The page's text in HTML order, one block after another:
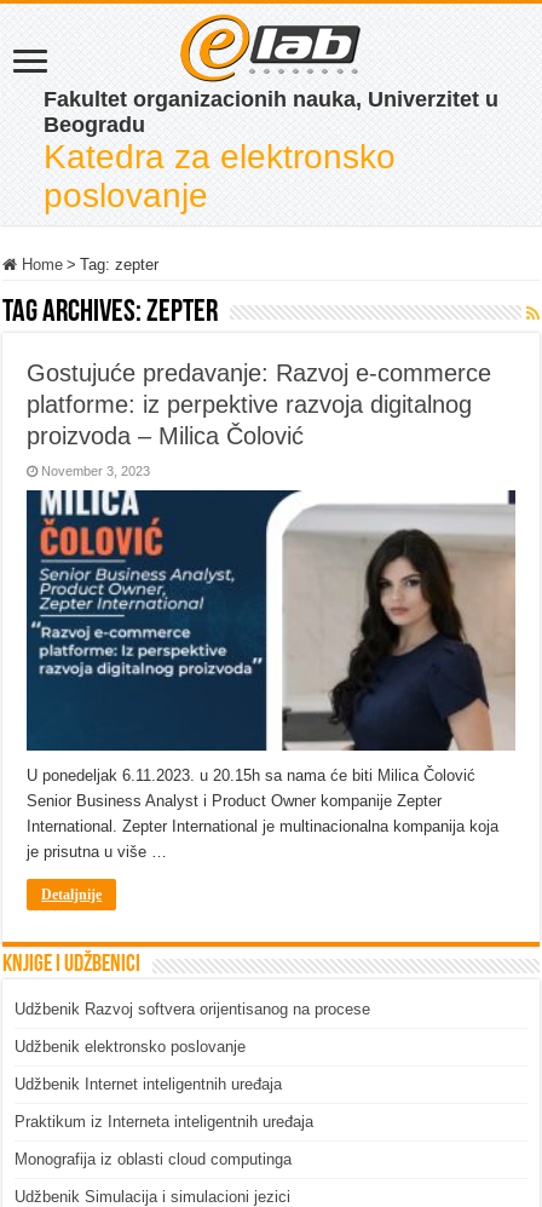
Fakultet organizacionih nauka, Univerzitet u
Beogradu
Katedra za elektronsko
poslovanje
Home > Tag:zepter
Tag Archives:zepter
Gostujuće predavanje: Razvoj e-commerce
platforme: iz perpektive razvoja digitalnog
proizvoda – Milica Čolović
November 3, 2023
U ponedeljak 6.11.2023. u 20.15h sa nama će biti Milica Čolović
Senior Business Analyst i Product Owner kompanije Zepter
International. Zepter International je multinacionalna kompanija koja
je prisutna u više …
Detaljnije
Knjige i udžbenici
Udžbenik Razvoj softvera orijentisanog na procese
Udžbenik elektronsko poslovanje
Udžbenik Internet inteligentnih uređaja
Praktikum iz Interneta inteligentnih uređaja
Monografija iz oblasti cloud computinga
Udžbenik Simulacija i simulacioni jezici